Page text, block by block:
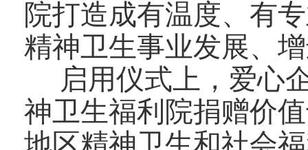
院打造成有温度、有
精神卫生事业发展、
启用仪式上，爱心
神卫生福利院捐赠价